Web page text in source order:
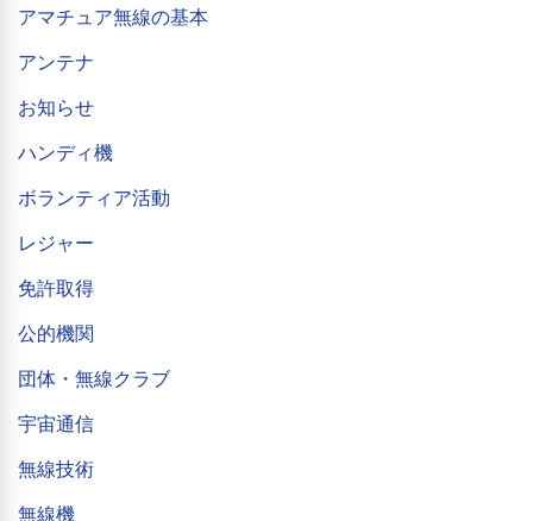
アマチュア無線の基本
アンテナ
お知らせ
ハンディ機
ボランティア活動
レジャー
免許取得
公的機関
団体・無線クラブ
宇宙通信
無線技術
無線機